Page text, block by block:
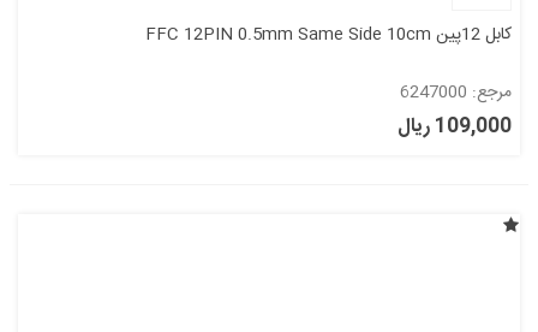
کابل 12پین FFC 12PIN 0.5mm Same Side 10cm
مرجع: 6247000
109,000 ریال